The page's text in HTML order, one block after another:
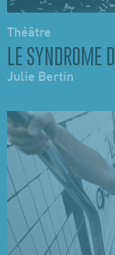
Théâtre
LE SYNDROME
Julie Bertin